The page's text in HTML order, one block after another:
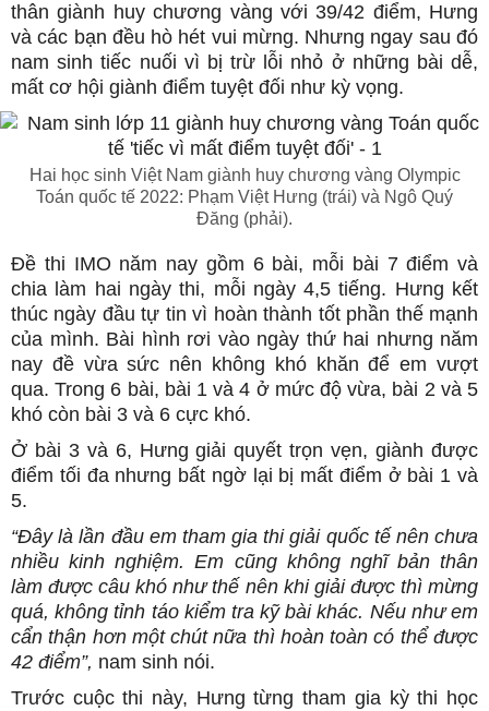
thân giành huy chương vàng với 39/42 điểm, Hưng
và các bạn đều hò hét vui mừng. Nhưng ngay sau đó
nam sinh tiếc nuối vì bị trừ lỗi nhỏ ở những bài dễ,
mất cơ hội giành điểm tuyệt đối như kỳ vọng.
Hai học sinh Việt Nam giành huy chương vàng Olympic
Toán quốc tế 2022: Phạm Việt Hưng (trái) và Ngô Quý
Đăng (phải).
Đề thi IMO năm nay gồm 6 bài, mỗi bài 7 điểm và
chia làm hai ngày thi, mỗi ngày 4,5 tiếng. Hưng kết
thúc ngày đầu tự tin vì hoàn thành tốt phần thế mạnh
của mình. Bài hình rơi vào ngày thứ hai nhưng năm
nay đề vừa sức nên không khó khăn để em vượt
qua. Trong 6 bài, bài 1 và 4 ở mức độ vừa, bài 2 và 5
khó còn bài 3 và 6 cực khó.
Ở bài 3 và 6, Hưng giải quyết trọn vẹn, giành được
điểm tối đa nhưng bất ngờ lại bị mất điểm ở bài 1 và
5.
“Đây là lần đầu em tham gia thi giải quốc tế nên chưa
nhiều kinh nghiệm. Em cũng không nghĩ bản thân
làm được câu khó như thế nên khi giải được thì mừng
quá, không tỉnh táo kiểm tra kỹ bài khác. Nếu như em
cẩn thận hơn một chút nữa thì hoàn toàn có thể được
42 điểm”, nam sinh nói.
Trước cuộc thi này, Hưng từng tham gia kỳ thi học